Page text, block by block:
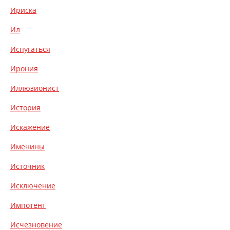
Ириска
Ил
Испугаться
Ирония
Иллюзионист
История
Искажение
Именины
Источник
Исключение
Импотент
Исчезновение